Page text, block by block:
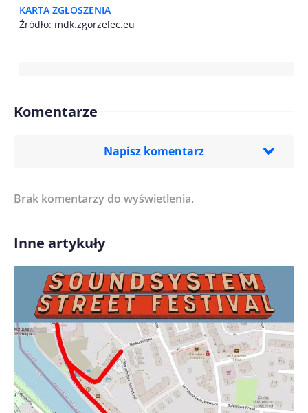
KARTA ZGŁOSZENIA
Źródło: mdk.zgorzelec.eu
Komentarze
Napisz komentarz
Treść komentarza*
Imię/ Nick*
Zapamiętaj moje dane w tej przeglądarce podczas
pisania kolejnych komentarzy.
Brak komentarzy do wyświetlenia.
Inne artykuły